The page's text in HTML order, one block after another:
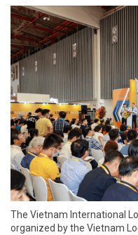
The Vietnam International
organized by the Vietnam